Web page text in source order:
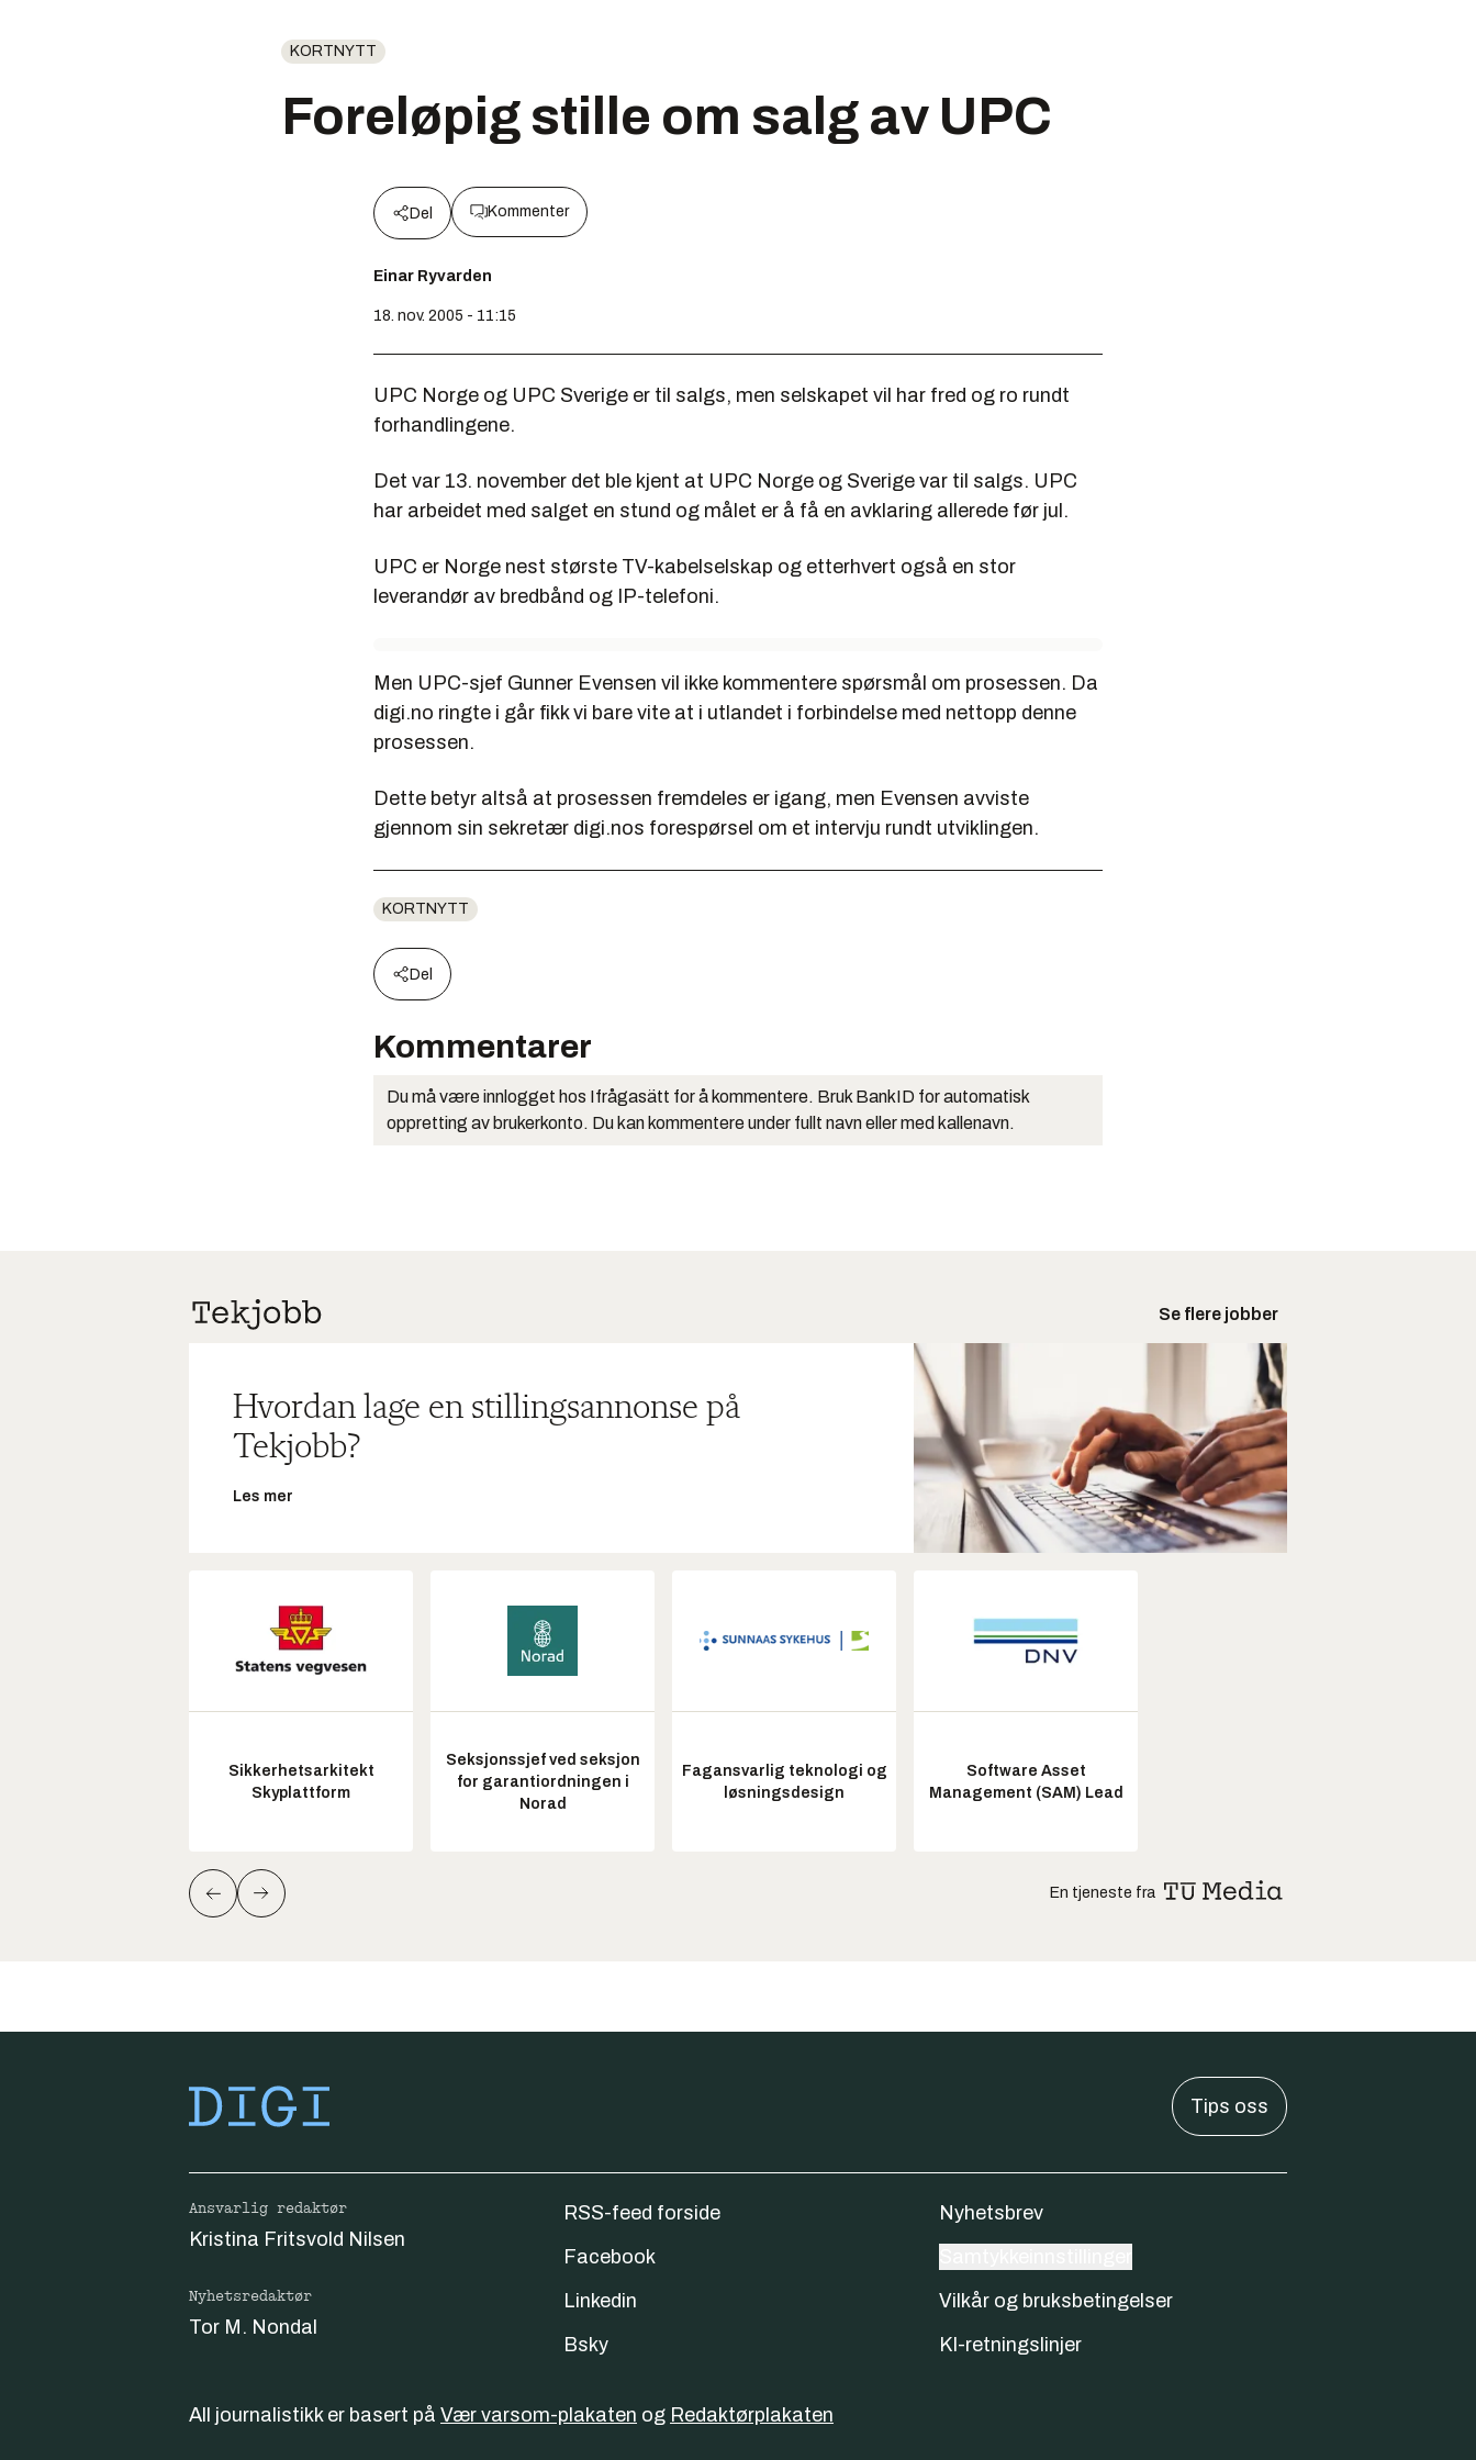
KORTNYTT
Foreløpig stille om salg av UPC
Del Kommenter
Einar Ryvarden
18. nov. 2005 - 11:15
UPC Norge og UPC Sverige er til salgs, men selskapet vil har fred og ro rundt
forhandlingene.
Det var 13. november det ble kjent at UPC Norge og Sverige var til salgs. UPC
har arbeidet med salget en stund og målet er å få en avklaring allerede før jul.
UPC er Norge nest største TV-kabelselskap og etterhvert også en stor
leverandør av bredbånd og IP-telefoni.
Men UPC-sjef Gunner Evensen vil ikke kommentere spørsmål om prosessen. Da
digi.no ringte i går fikk vi bare vite at i utlandet i forbindelse med nettopp denne
prosessen.
Dette betyr altså at prosessen fremdeles er igang, men Evensen avviste
gjennom sin sekretær digi.nos forespørsel om et intervju rundt utviklingen.
KORTNYTT
Del
Kommentarer
Du må være innlogget hos Ifrågasätt for å kommentere. Bruk BankID for automatisk
oppretting av brukerkonto. Du kan kommentere under fullt navn eller med kallenavn.
Se flere jobber
Hvordan lage en stillingsannonse på
Tekjobb?
Les mer
Sikkerhetsarkitekt
Skyplattform
Seksjonssjef ved seksjon
for garantiordningen i
Norad
Fagansvarlig teknologi og
løsningsdesign
Software Asset
Management (SAM) Lead
En tjeneste fra
Tips oss
Ansvarlig redaktør
Kristina Fritsvold Nilsen
Nyhetsredaktør
Tor M. Nondal
RSS-feed forside
Facebook
Linkedin
Bsky
Nyhetsbrev
Vilkår og bruksbetingelser
KI-retningslinjer
All journalistikk er basert på Vær varsom-plakaten og Redaktørplakaten